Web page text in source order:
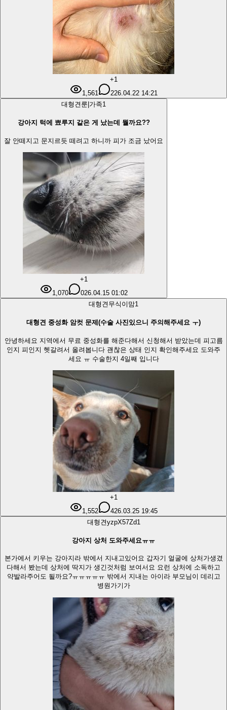
+1
1,561
226.04.22 14:21
대형견 룬|가족1
강아지 턱에 뾰루지 같은 게 났는데 뭘까요??
잘 안떼지고 문지르듯 떼려고 하니까 피가 조금 났어요
+1
1,070
026.04.15 01:02
대형견 무식이맘1
대형견 중성화 암컷 문제(수술 사진있으니 주의해주세요 ㅜ)
안녕하세요 지역에서 무료 중성화를 해준다해서 신청해서 받았는데 피고름
인지 피인지 헷갈려서 올려봅니다 괜찮은 상태 인지 확인해주세요 도와주
세요 ㅠ 수술한지 4일째 입니다
+1
1,552
426.03.25 19:45
대형견yzpX57Zd1
강아지 상처 도와주세요ㅠㅠ
본가에서 키우는 강아지라 밖에서 지내고있어요 갑자기 얼굴에 상처가생겼
다해서 봤는데 상처에 딱지가 생긴것처럼 보여서요 요런 상처에 소독하고
약발라주어도 될까요?ㅠㅠㅠㅠㅠ 밖에서 지내는 아이라 부모님이 데리고
병원가기가